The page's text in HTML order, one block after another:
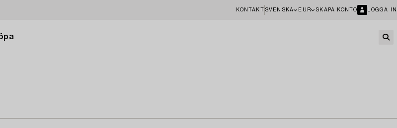
KONTAKT SVENSKA EUR SKAPA KONTO LOGGA IN